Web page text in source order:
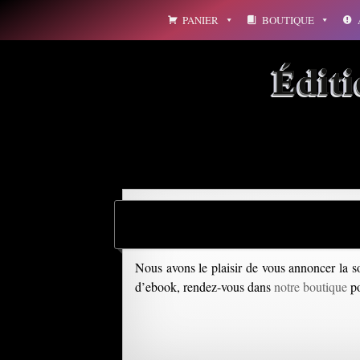
PANIER BOUTIQUE
Nous avons le plaisir de vous annoncer la
d’ebook, rendez-vous dansnotre boutique